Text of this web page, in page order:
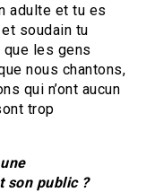
adulte et tu es
soudain tu
les gens
nous chantons,
qui n’ont aucun
trop
son public ?